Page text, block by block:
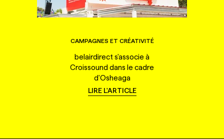
CAMPAGNES ET CRÉATIVITÉ
belairdirect s'associe à
Croissound dans le cadre
d'Osheaga
LIRE L'ARTICLE